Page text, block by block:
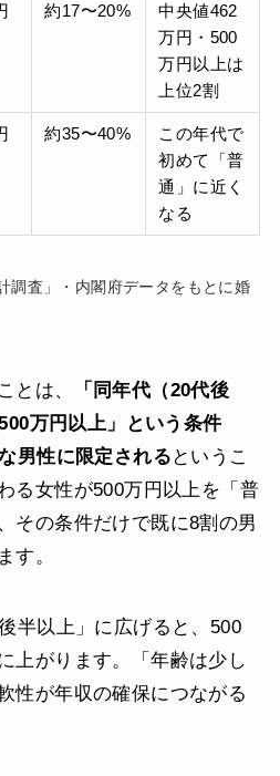
約17〜20%
中央値462
万円・500
万円以上は
上位2割
約35〜40%
この年代で
初めて「普
通」に近く
なる
調査」・内閣府データをもとに婚
とは、
「同年代（20代後
万円以上」という条件
男性に限定される というこ
る女性が500万円以上を「普
その条件だけで既に8割の男
す。
半以上」に広げると、500
上がります。「年齢は少し
性が年収の確保につながる